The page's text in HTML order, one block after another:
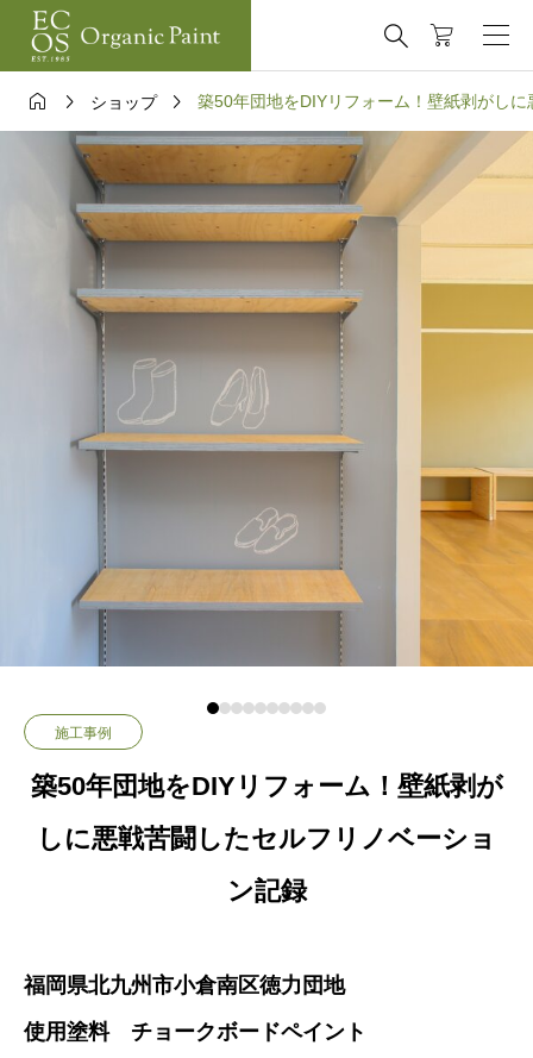

  ショップ  築50年団地をDIYリフォーム！壁紙剥がし
施工事例
築50年団地をDIYリフォーム！壁紙剥が
しに悪戦苦闘したセルフリノベーショ
ン記録
福岡県北九州市小倉南区徳力団地
使用塗料 チョークボードペイント